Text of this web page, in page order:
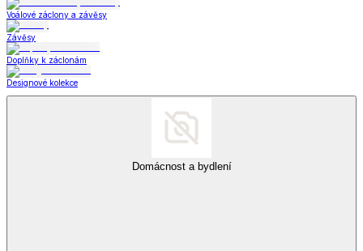
Voálové záclony a závěsy
Závěsy
Doplňky k záclonám
Designové kolekce
Domácnost a bydlení